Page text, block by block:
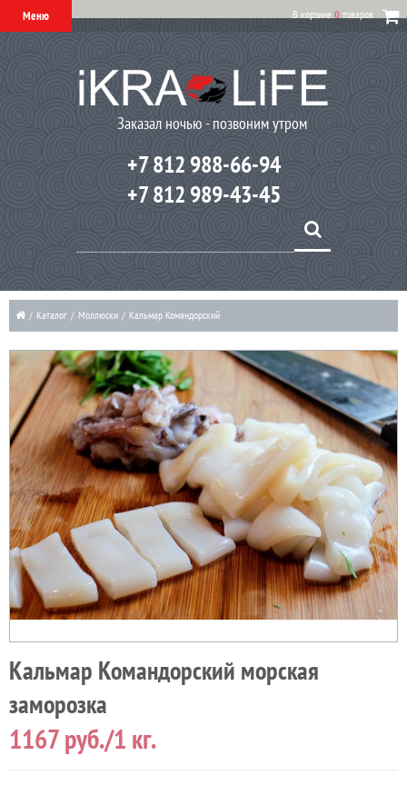
Меню В корзине 0 товаров
Заказал ночью - позвоним утром
+7 812 988-66-94
+7 812 989-43-45
/ Каталог / Моллюски / Кальмар Командорский
Кальмар Командорский морская
заморозка
1167руб./1 кг.